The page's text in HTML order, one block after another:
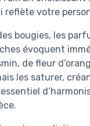
reflète votre
bougies, les
évoquent
de fleur
les saturer,